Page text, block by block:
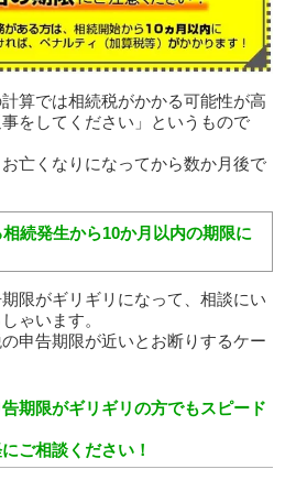
算では相続税がかかる可能性が高
をしてください」というもので
亡くなりになってから数か月後で
続発生から10か月以内の期限に
限がギリギリになって、相談にい
ゃいます。
申告期限が近いとお断りするケー
期限がギリギリの方でもスピード
ご相談ください！